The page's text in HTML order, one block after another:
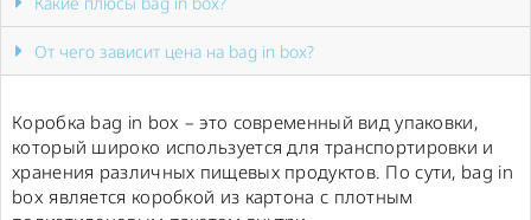
От чего зависит цена на bag in box?
Коробка bag in box – это современный вид упаковки,
который широко используется для транспортировки и
хранения различных пищевых продуктов. По сути, bag in
box является коробкой из картона с плотным